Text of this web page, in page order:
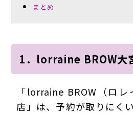
まとめ
1．lorraine BROW大
「lorraine BROW（ロ
店」は、予約が取りにく